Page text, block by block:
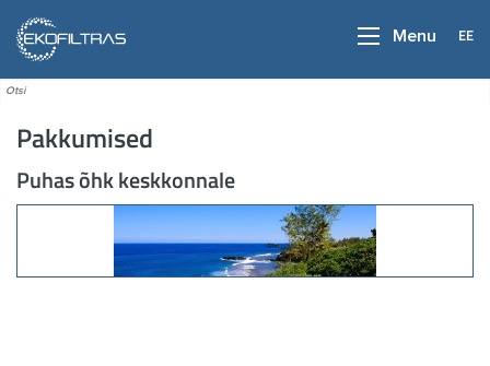
Menu EE
Pakkumised
Puhas õhk keskkonnale